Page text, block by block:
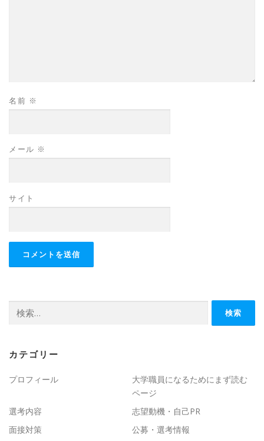
名前 ※
メール ※
サイト
索:
カテゴリー
プロフィール
大学職員になるためにまず読む
ページ
選考内容
志望動機・自己PR
面接対策
公募・選考情報